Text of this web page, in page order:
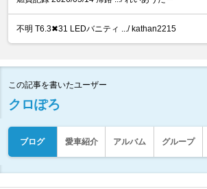
不明 T6.3✖︎31 LEDバニティ .../ kathan2215
この記事を書いたユーザー
クロぽろ
ブログ 愛車紹介 アルバム グループ